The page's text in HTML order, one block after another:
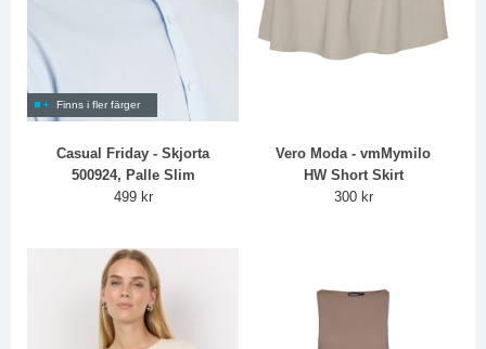
Finns i fler färger
Casual Friday - Skjorta
500924, Palle Slim
499 kr
Vero Moda - vmMymilo
HW Short Skirt
300 kr